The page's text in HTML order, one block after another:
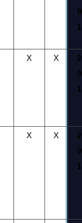
X X
X X